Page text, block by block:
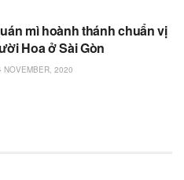
mì hoành thánh chuẩn vị
Hoa ở Sài Gòn
NOVEMBER, 2020